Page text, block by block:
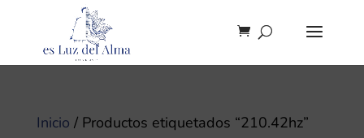
Inicio / Productos etiquetados “210.42hz”